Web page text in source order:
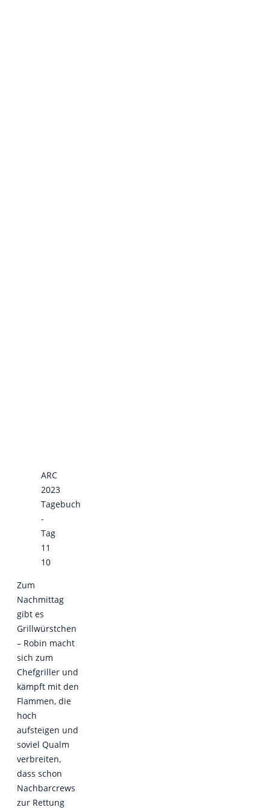
ARC
2023
Tagebuch
-
Tag
11
10
Zum
Nachmittag
gibt es
Grillwürstchen
– Robin macht
sich zum
Chefgriller und
kämpft mit den
Flammen, die
hoch
aufsteigen und
soviel Qualm
verbreiten,
dass schon
Nachbarcrews
zur Rettung